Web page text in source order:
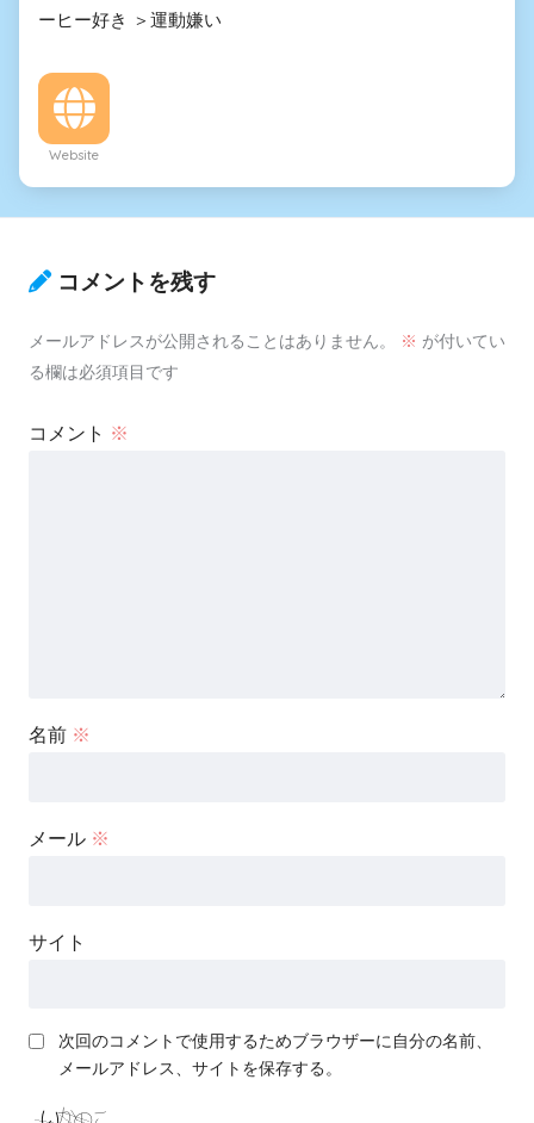
ーヒー好き ＞運動嫌い
Website
コメントを残す
メールアドレスが公開されることはありません。 ※ が付いてい
る欄は必須項目です
コメント ※
名前 ※
メール ※
サイト
次回のコメントで使用するためブラウザーに自分の名前、
メールアドレス、サイトを保存する。